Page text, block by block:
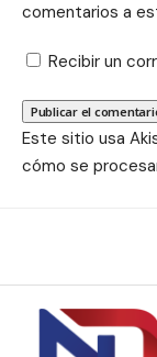
comentarios a
Recibir un
Este sitio usa
cómo se